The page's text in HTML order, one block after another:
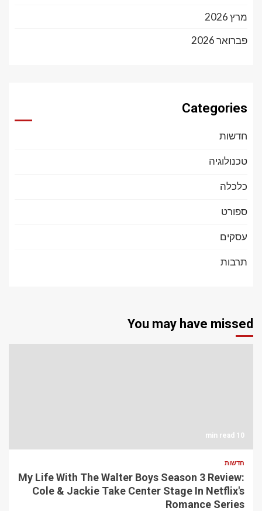
מרץ 2026
פברואר 2026
Categories
חדשות
טכנולוגיה
כלכלה
ספורט
עסקים
תרבות
You may have missed
10 min read
חדשות
My Life With The Walter Boys Season 3 Review:
Cole & Jackie Take Center Stage In Netflix's
Romance Series